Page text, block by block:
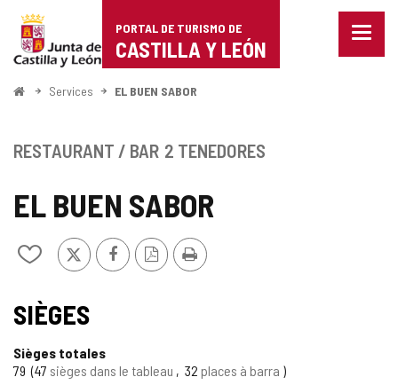
Portal
de
Turismo
Castilla
León
PORTAL DE TURISMO DE
CASTILLA Y LEÓN
Menu
<
Services EL BUEN SABOR
EL BUEN SABOR
Ajouter/retirer
de
cahiers
X FacebookVersion
PDF
Imprimer
RESTAURANT / BAR 2 TENEDORES
SIÈGES
Sièges totales
79 47 sièges dans le tableau 32 places à barra